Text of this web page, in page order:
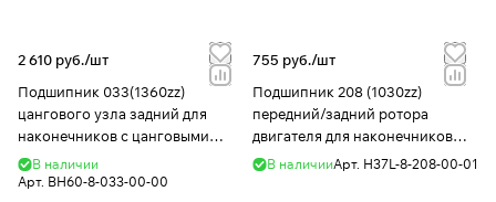
2 610 руб./шт
Подшипник 033(1360zz)
цангового узла задний для
наконечников с цанговыми
узлами
BHS1,BHS60,BHK,SM110,
В наличии
Арт. BH60-8-033-00-00
755 руб./шт
Подшипник 208 (1030zz)
передний/задний ротора
двигателя для наконечников
H37хх, Н35хх, М33хх, М40хх,
В наличииАрт. H37L-8-208-00-01